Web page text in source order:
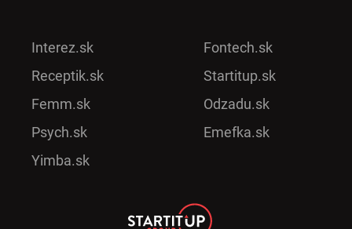
Interez.sk
Receptik.sk
Femm.sk
Psych.sk
Yimba.sk
Fontech.sk
Startitup.sk
Odzadu.sk
Emefka.sk